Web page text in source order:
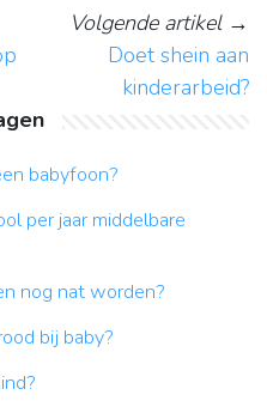
Volgende artikel→
Doet shein aan
kinderarbeid?
babyfoon?
per jaar middelbare
nog nat worden?
bij baby?